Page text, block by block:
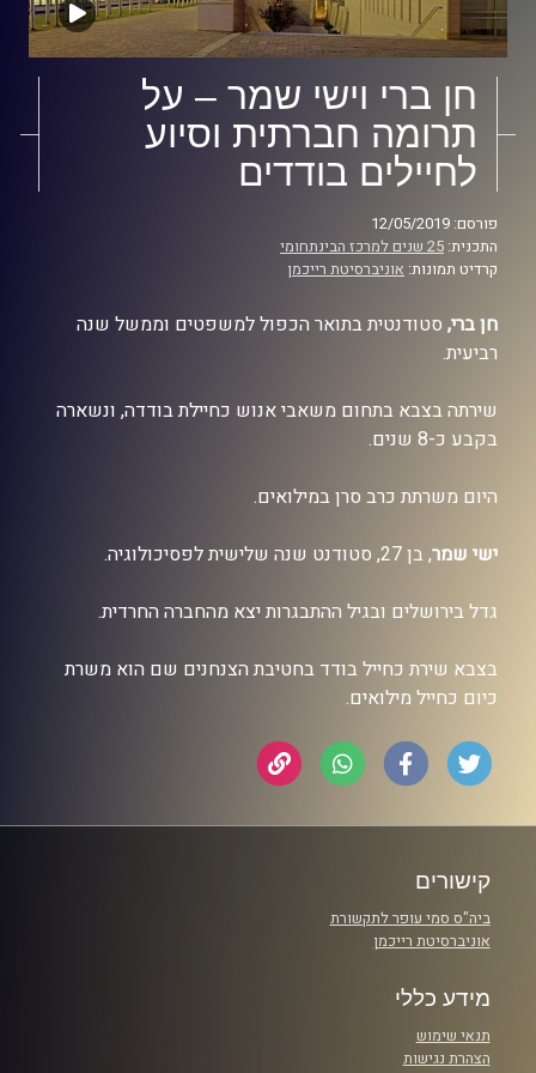
חן ברי וישי שמר – על
תרומה חברתית וסיוע
לחיילים בודדים
פורסם: 12/05/2019
התכנית: 25 שנים למרכז הבינתחומי
קרדיט תמונות: אוניברסיטת רייכמן
חן ברי, סטודנטית בתואר הכפול למשפטים וממשל שנה
רביעית.
שירתה בצבא בתחום משאבי אנוש כחיילת בודדה, ונשארה
בקבע כ-8 שנים.
היום משרתת כרב סרן במילואים.
ישי שמר, בן 27, סטודנט שנה שלישית לפסיכולוגיה.
גדל בירושלים ובגיל ההתבגרות יצא מהחברה החרדית.
בצבא שירת כחייל בודד בחטיבת הצנחנים שם הוא משרת
כיום כחייל מילואים.
קישורים
ביה"ס סמי עופר לתקשורת
אוניברסיטת רייכמן
מידע כללי
תנאי שימוש
הצהרת נגישות